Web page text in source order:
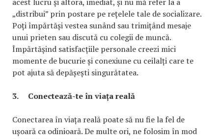
„distribui” prin postare pe rețelele tale de socializare.
Poți împărtăși vestea sunând sau trimițând mesaje
unui prieten sau discută cu colegii de muncă.
Împărtășind satisfacțiile personale creezi mici
momente de bucurie și conexiune cu ceilalți care te
pot ajuta să depășești singurătatea.
3. Conectează-te în viața reală
Conectarea în viața reală poate să nu fie la fel de
ușoară ca odinioară. De multe ori, ne folosim în mod